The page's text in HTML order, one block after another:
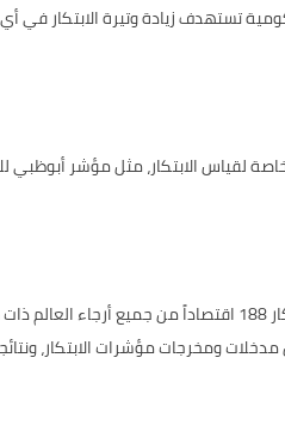
تستهدف زيادة وتيرة الابتكار
لقياس الابتكار، مثلمؤشر أبوظبي
يستخدم مؤشر أبوظبي للابتكار 188
ومخرجات مؤشرات الابتكار،